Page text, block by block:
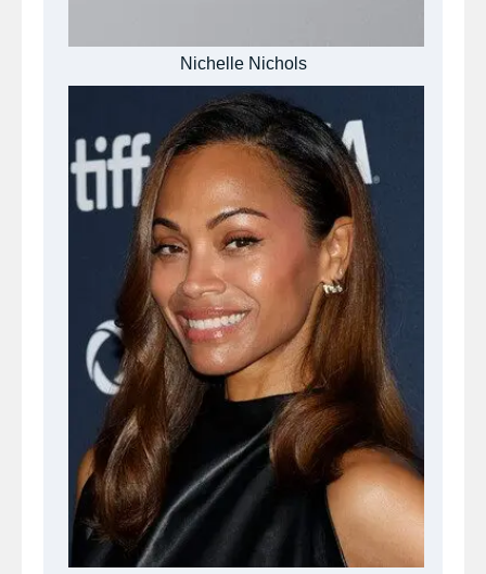
Nichelle Nichols